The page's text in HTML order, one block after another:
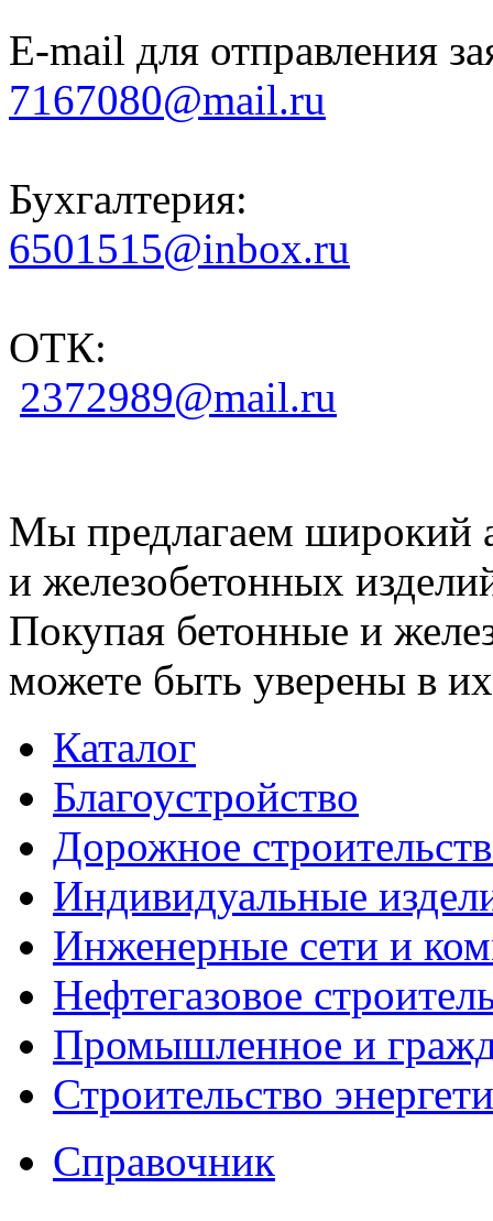
E-mail для отправления
7167080@mail.ru
Бухгалтерия:
6501515@inbox.ru
ОТК:
2372989@mail.ru
Мы предлагаем широкий
и железобетонных
Покупая бетонные и
можете быть уверены в их
Каталог
Благоустройство
Дорожное
Индивидуальные
Инженерные сети и
Нефтегазовое
Промышленное и
Строительство
Справочник